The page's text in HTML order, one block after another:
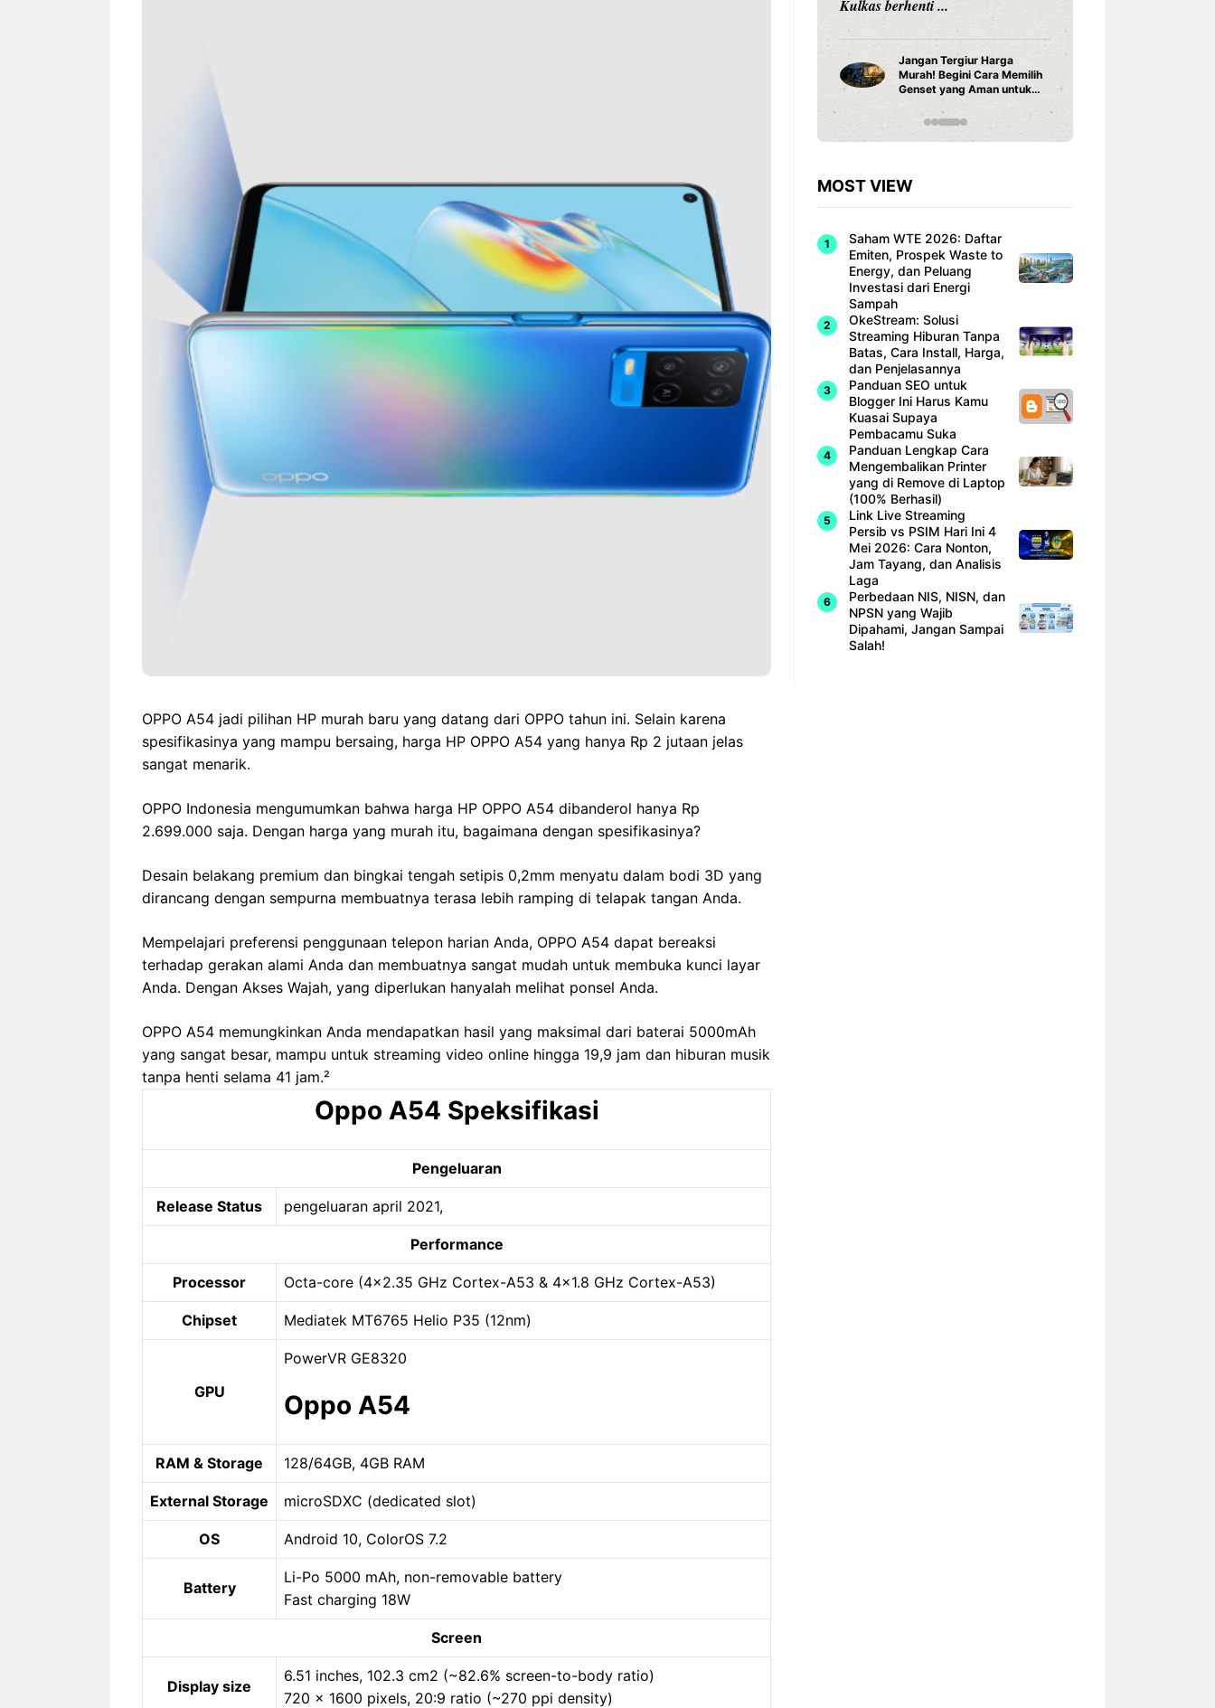
OPPO A54 jadi pilihan HP murah baru yang datang dari OPPO tahun ini. Selain karena
spesifikasinya yang mampu bersaing, harga HP OPPO A54 yang hanya Rp 2 jutaan jelas
sangat menarik.
OPPO Indonesia mengumumkan bahwa harga HP OPPO A54 dibanderol hanya Rp
2.699.000 saja. Dengan harga yang murah itu, bagaimana dengan spesifikasinya?
Desain belakang premium dan bingkai tengah setipis 0,2mm menyatu dalam bodi 3D yang
dirancang dengan sempurna membuatnya terasa lebih ramping di telapak tangan Anda.
Mempelajari preferensi penggunaan telepon harian Anda, OPPO A54 dapat bereaksi
terhadap gerakan alami Anda dan membuatnya sangat mudah untuk membuka kunci layar
Anda. Dengan Akses Wajah, yang diperlukan hanyalah melihat ponsel Anda.
OPPO A54 memungkinkan Anda mendapatkan hasil yang maksimal dari baterai 5000mAh
yang sangat besar, mampu untuk streaming video online hingga 19,9 jam dan hiburan musik
tanpa henti selama 41 jam.²
Oppo A54 Speksifikasi
Pengeluaran
Release Status pengeluaran april 2021,
Performance
Processor Octa-core (4×2.35 GHz Cortex-A53 & 4×1.8 GHz Cortex-A53)
Chipset Mediatek MT6765 Helio P35 (12nm)
GPU
PowerVR GE8320
Oppo A54
RAM & Storage 128/64GB, 4GB RAM
External Storage microSDXC (dedicated slot)
OS Android 10, ColorOS 7.2
Battery
Li-Po 5000 mAh, non-removable battery
Fast charging 18W
Screen
Display size
6.51 inches, 102.3 cm2 (~82.6% screen-to-body ratio)
720 x 1600 pixels, 20:9 ratio (~270 ppi density)
Cara Pasang Genset di
Rumah yang Aman dan
Benar, Jangan Sampai Salah
Instalasi
MOST VIEW
Saham WTE 2026: Daftar
Emiten, Prospek Waste to
Energy, dan Peluang
Investasi dari Energi
Sampah
OkeStream: Solusi
Streaming Hiburan Tanpa
Batas, Cara Install, Harga,
dan Penjelasannya
Panduan SEO untuk
Blogger Ini Harus Kamu
Kuasai Supaya
Pembacamu Suka
Panduan Lengkap Cara
Mengembalikan Printer
yang di Remove di Laptop
(100% Berhasil)
Link Live Streaming
Persib vs PSIM Hari Ini 4
Mei 2026: Cara Nonton,
Jam Tayang, dan Analisis
Laga
Perbedaan NIS, NISN, dan
NPSN yang Wajib
Dipahami, Jangan Sampai
Salah!